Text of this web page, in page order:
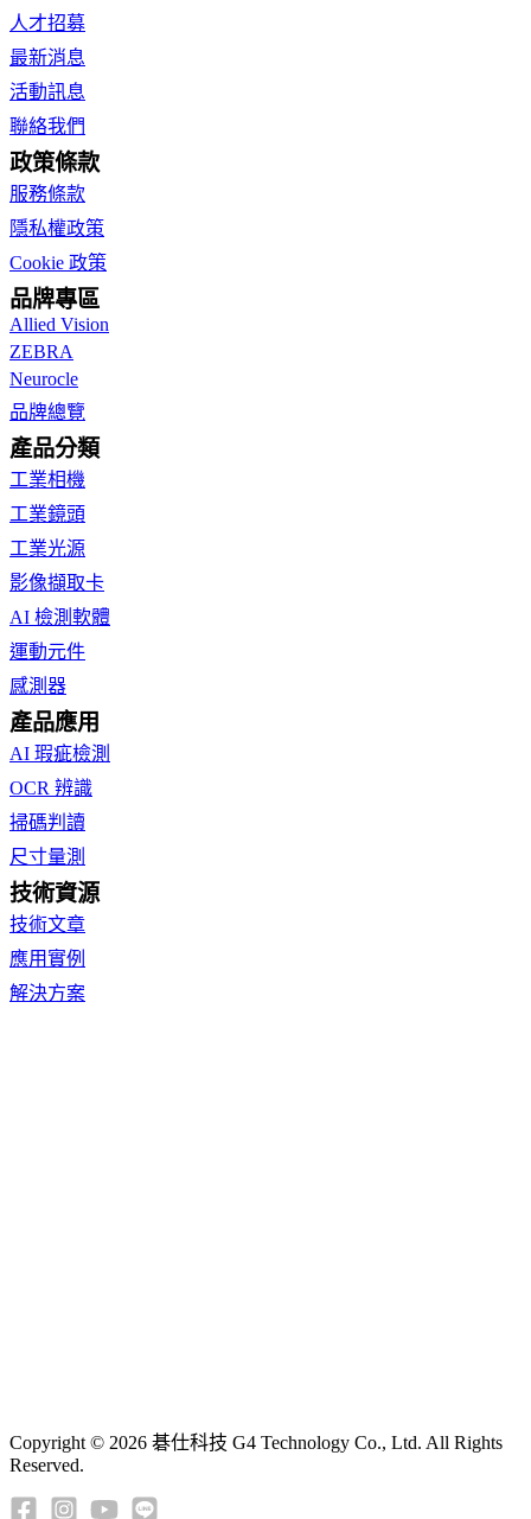
人才招募
最新消息
活動訊息
聯絡我們
政策條款
服務條款
隱私權政策
Cookie 政策
品牌專區
Allied Vision
ZEBRA
Neurocle
品牌總覽
產品分類
工業相機
工業鏡頭
工業光源
影像擷取卡
AI 檢測軟體
運動元件
感測器
產品應用
AI 瑕疵檢測
OCR 辨識
掃碼判讀
尺寸量測
技術資源
技術文章
應用實例
解決方案
Copyright © 2026 碁仕科技 G4 Technology Co., Ltd. All Rights
Reserved.